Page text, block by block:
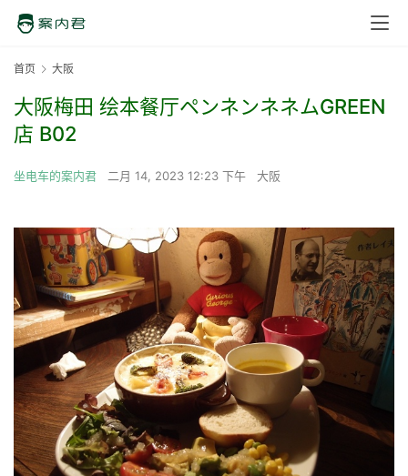
首页 大阪
大阪梅田 绘本餐厅ペンネンネネムGREEN
店 B02
坐电车的案内君 二月 14, 2023 12:23 下午 大阪